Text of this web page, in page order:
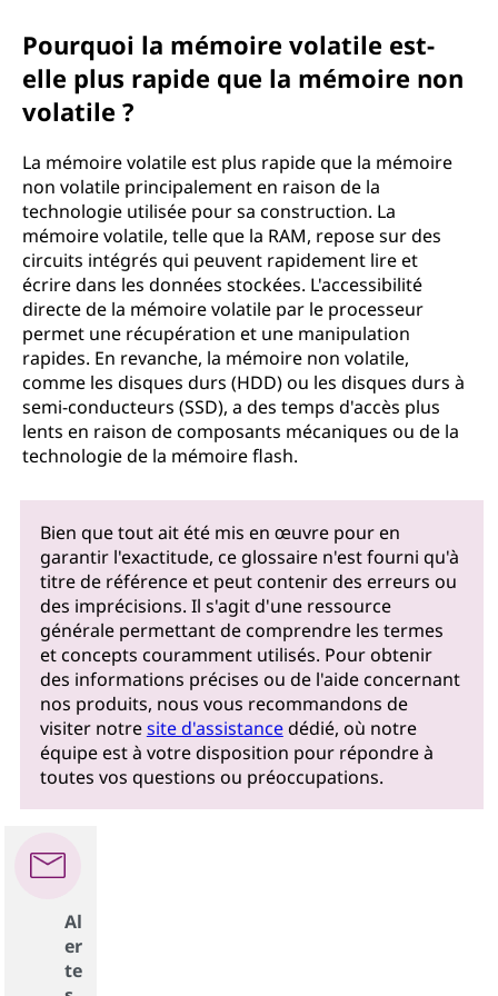
Pourquoi la mémoire volatile est-
elle plus rapide que la mémoire non
volatile ?
La mémoire volatile est plus rapide que la mémoire
non volatile principalement en raison de la
technologie utilisée pour sa construction. La
mémoire volatile, telle que la RAM, repose sur des
circuits intégrés qui peuvent rapidement lire et
écrire dans les données stockées. L'accessibilité
directe de la mémoire volatile par le processeur
permet une récupération et une manipulation
rapides. En revanche, la mémoire non volatile,
comme les disques durs (HDD) ou les disques durs à
semi-conducteurs (SSD), a des temps d'accès plus
lents en raison de composants mécaniques ou de la
technologie de la mémoire flash.
Bien que tout ait été mis en œuvre pour en
garantir l'exactitude, ce glossaire n'est fourni qu'à
titre de référence et peut contenir des erreurs ou
des imprécisions. Il s'agit d'une ressource
générale permettant de comprendre les termes
et concepts couramment utilisés. Pour obtenir
des informations précises ou de l'aide concernant
nos produits, nous vous recommandons de
visiter notresite d'assistancedédié, où notre
équipe est à votre disposition pour répondre à
toutes vos questions ou préoccupations.
Al
er
te